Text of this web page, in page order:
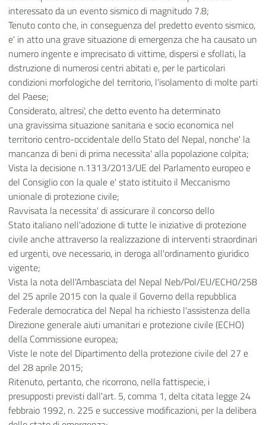
interessato da un evento sismico di magnitudo 7.8;
Tenuto conto che, in conseguenza del predetto evento sismico,
e' in atto una grave situazione di emergenza che ha causato un
numero ingente e imprecisato di vittime, dispersi e sfollati, la
distruzione di numerosi centri abitati e, per le particolari
condizioni morfologiche del territorio, l'isolamento di molte parti
del Paese;
Considerato, altresi', che detto evento ha determinato
una gravissima situazione sanitaria e socio economica nel
territorio centro-occidentale dello Stato del Nepal, nonche' la
mancanza di beni di prima necessita' alla popolazione colpita;
Vista la decisione n.1313/2013/UE del Parlamento europeo e
del Consiglio con la quale e' stato istituito il Meccanismo
unionale di protezione civile;
Ravvisata la necessita' di assicurare il concorso dello
Stato italiano nell'adozione di tutte le iniziative di protezione
civile anche attraverso la realizzazione di interventi straordinari
ed urgenti, ove necessario, in deroga all'ordinamento giuridico
vigente;
Vista la nota dell'Ambasciata del Nepal Neb/Pol/EU/ECH0/258
del 25 aprile 2015 con la quale il Governo della repubblica
Federale democratica del Nepal ha richiesto l'assistenza della
Direzione generale aiuti umanitari e protezione civile (ECHO)
della Commissione europea;
Viste le note del Dipartimento della protezione civile del 27 e
del 28 aprile 2015;
Ritenuto, pertanto, che ricorrono, nella fattispecie, i
presupposti previsti dall'art. 5, comma 1, delta citata legge 24
febbraio 1992, n. 225 e successive modificazioni, per la delibera